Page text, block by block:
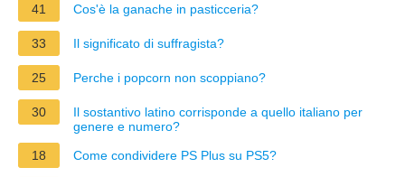
41 Cos'è la ganache in pasticceria?
33 Il significato di suffragista?
25 Perche i popcorn non scoppiano?
30
Il sostantivo latino corrisponde a quello italiano per
genere e numero?
18
Come condividere PS Plus su PS5?